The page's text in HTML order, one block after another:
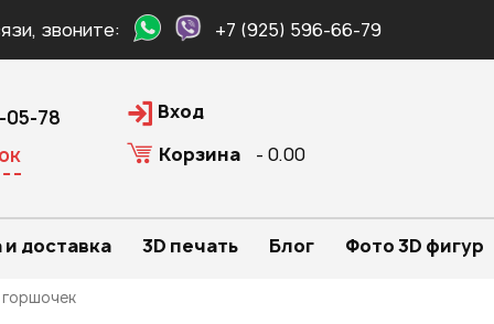
звоните: +7 (925) 596-66-79
05-78
Вход
Корзина
- 0.00
доставка 3D печать Блог Фото 3D фигур